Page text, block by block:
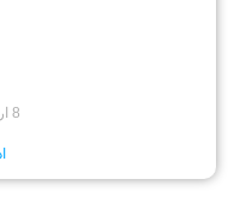
8 اردیبهشت 1405